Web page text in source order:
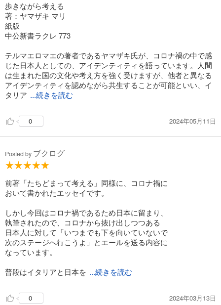
歩きながら考える
著：ヤマザキ マリ
紙版
中公新書ラクレ 773
テルマエロマエの著者であるヤマザキ氏が、コロナ禍の中で感
じた日本人としての、アイデンティティを語っています。人間
は生まれた国の文化や考え方を強く受けますが、他者と異なる
アイデンティティを認めながら共生することが可能といい、イ
タリア ...続きを読む
0 2024年05月11日
Posted by ブクログ
前著「たちどまって考える」同様に、コロナ禍に
おいて書かれたエッセイです。
しかし今回はコロナ禍であるため日本に留まり、
執筆されたので、コロナから抜け出しつつある
日本人に対して「いつまでも下を向いていないで
次のステージへ行こうよ」とエールを送る内容に
なっています。
普段はイタリアと日本を ...続きを読む
0 2024年03月13日